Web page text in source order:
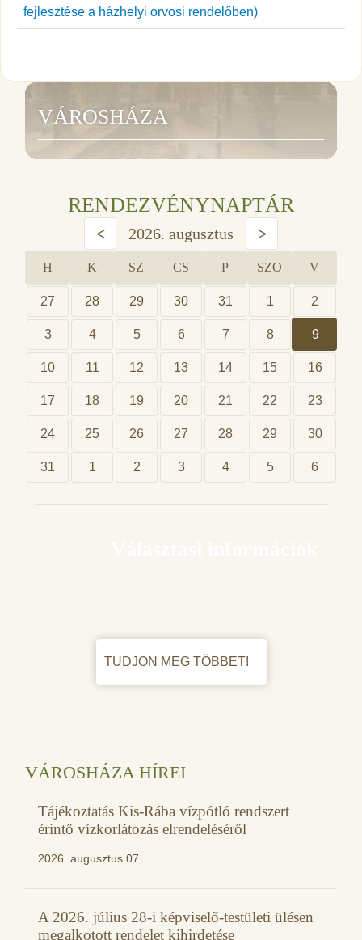
fejlesztése a házhelyi orvosi rendelőben)
VÁROSHÁZA
RENDEZVÉNYNAPTÁR
< 2026. augusztus >
H K SZ CS P SZO V
27 28 29 30 31 1 2
3 4 5 6 7 8 9
10 11 12 13 14 15 16
17 18 19 20 21 22 23
24 25 26 27 28 29 30
31 1 2 3 4 5 6
TUDJON MEG TÖBBET!
VÁROSHÁZA HÍREI
Tájékoztatás Kis-Rába vízpótló rendszert
érintő vízkorlátozás elrendeléséről
2026. augusztus 07.
A 2026. július 28-i képviselő-testületi ülésen
megalkotott rendelet kihirdetése